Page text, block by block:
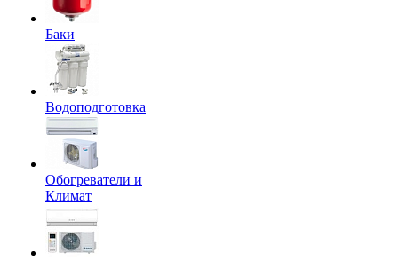
Баки
Водоподготовка
Обогреватели и
Климат